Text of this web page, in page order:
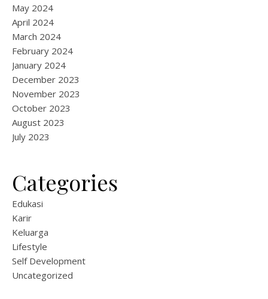
May 2024
April 2024
March 2024
February 2024
January 2024
December 2023
November 2023
October 2023
August 2023
July 2023
Categories
Edukasi
Karir
Keluarga
Lifestyle
Self Development
Uncategorized